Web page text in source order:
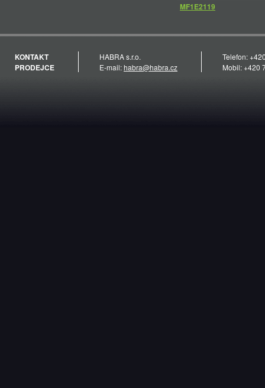
MF1E2119
KONTAKT
PRODEJCE
HABRA s.r.o.
E-mail:habra@habra.cz
Telefon:
Mobil: +420